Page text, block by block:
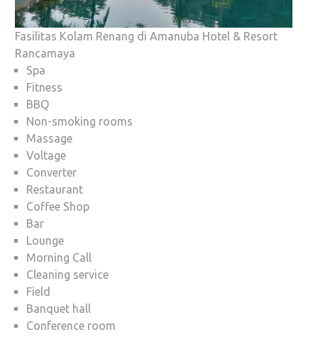
Fasilitas Kolam Renang di Amanuba Hotel & Resort
Rancamaya
Spa
Fitness
BBQ
Non-smoking rooms
Massage
Voltage
Converter
Restaurant
Coffee Shop
Bar
Lounge
Morning Call
Cleaning service
Field
Banquet hall
Conference room